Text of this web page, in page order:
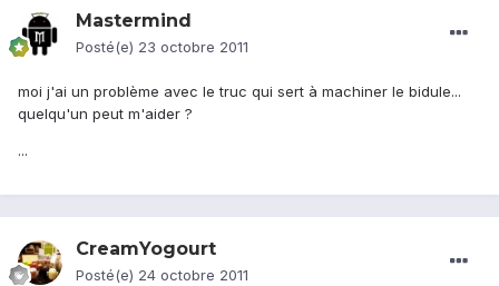
Mastermind
Posté(e) 23 octobre 2011
moi j'ai un problème avec le truc qui sert à machiner le bidule...
quelqu'un peut m'aider ?
...
CreamYogourt
Posté(e) 24 octobre 2011